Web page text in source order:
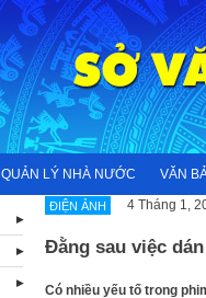
QUẢN LÝ NHÀ NƯỚC VĂN
ĐIỆN ẢNH 4 Tháng 1,
Đằng sau việc
Có nhiều yếu tố trong